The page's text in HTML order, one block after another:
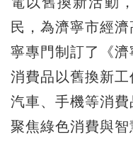
民，為濟寧市經
寧專門制訂了《
消費品以舊換新工
汽車、手機等消
聚焦綠色消費與